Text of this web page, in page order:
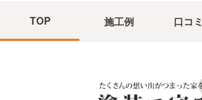
TOP 施工例 口コミ